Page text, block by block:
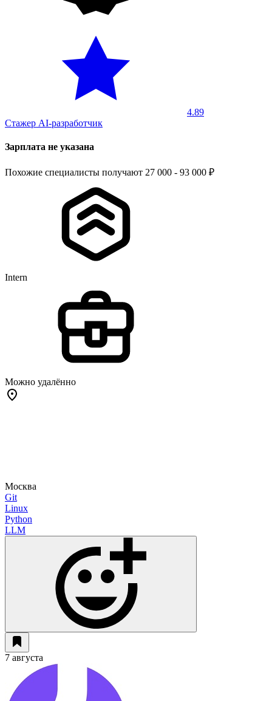
4.89
Стажер AI-разработчик
Зарплата не указана
Похожие специалисты получают 27 000 - 93 000 ₽
Intern
Можно удалённо
Москва
Git
Linux
Python
LLM
7 августа